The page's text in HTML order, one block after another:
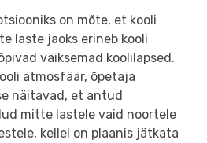
on mõte, et kooli
laste jaoks erineb kooli
väiksemad koolilapsed.
atmosfäär, õpetaja
näitavad, et antud
mitte lastele vaid noortele
kellel on plaanis jätkata